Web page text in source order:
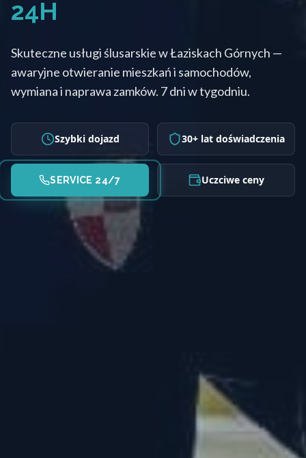
24H
Skuteczne usługi ślusarskie w Łaziskach Górnych —
awaryjne otwieranie mieszkań i samochodów,
wymiana i naprawa zamków. 7 dni w tygodniu.
Szybki dojazd 30+ lat doświadczenia
SERVICE 24/7 Uczciwe ceny